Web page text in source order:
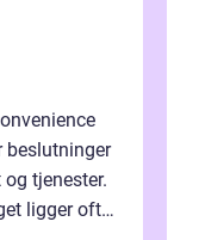
tjenester.
ligger ofte